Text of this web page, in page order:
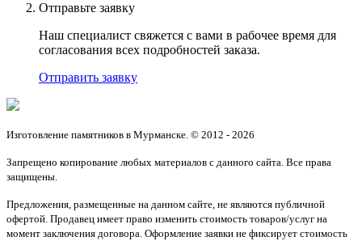
Отправьте заявку
Наш специалист свяжется с вами в рабочее время для
согласования всех подробностей заказа.
Отправить заявку
Изготовление памятников в Мурманске. © 2012 - 2026
Запрещено копирование любых материалов с данного сайта. Все права
защищены.
Предложения, размещенные на данном сайте, не являются публичной
офертой. Продавец имеет право изменить стоимость товаров/услуг на
момент заключения договора. Оформление заявки не фиксирует стоимость